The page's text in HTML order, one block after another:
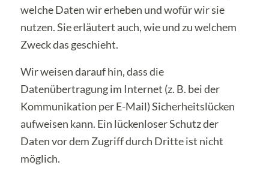
welche Daten wir erheben und wofür wir sie
nutzen. Sie erläutert auch, wie und zu welchem
Zweck das geschieht.
Wir weisen darauf hin, dass die
Datenübertragung im Internet (z. B. bei der
Kommunikation per E-Mail) Sicherheitslücken
aufweisen kann. Ein lückenloser Schutz der
Daten vor dem Zugriff durch Dritte ist nicht
möglich.